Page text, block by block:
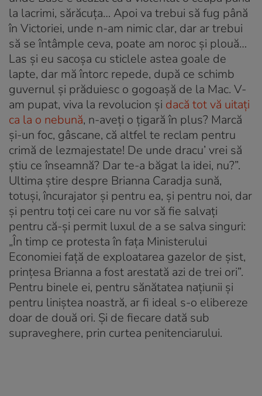
la lacrimi, sărăcuţa… Apoi va trebui să fug până
în Victoriei, unde n-am nimic clar, dar ar trebui
să se întâmple ceva, poate am noroc şi plouă…
Las şi eu sacoşa cu sticlele astea goale de
lapte, dar mă întorc repede, după ce schimb
guvernul şi prăduiesc o gogoaşă de la Mac. V-
am pupat, viva la revolucion şi dacă tot vă uitaţi
ca la o nebună, n-aveţi o ţigară în plus? Marcă
şi-un foc, gâscane, că altfel te reclam pentru
crimă de lezmajestate! De unde dracu’ vrei să
ştiu ce înseamnă? Dar te-a băgat la idei, nu?”.
Ultima ştire despre Brianna Caradja sună,
totuşi, încurajator şi pentru ea, şi pentru noi, dar
şi pentru toţi cei care nu vor să fie salvaţi
pentru că-şi permit luxul de a se salva singuri:
„În timp ce protesta în faţa Ministerului
Economiei faţă de exploatarea gazelor de şist,
prinţesa Brianna a fost arestată azi de trei ori”.
Pentru binele ei, pentru sănătatea naţiunii şi
pentru liniştea noastră, ar fi ideal s-o elibereze
doar de două ori. Şi de fiecare dată sub
supraveghere, prin curtea penitenciarului.